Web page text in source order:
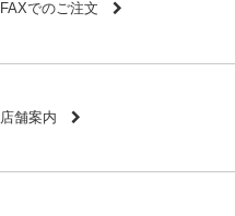
FAXでのご注文
店舗案内